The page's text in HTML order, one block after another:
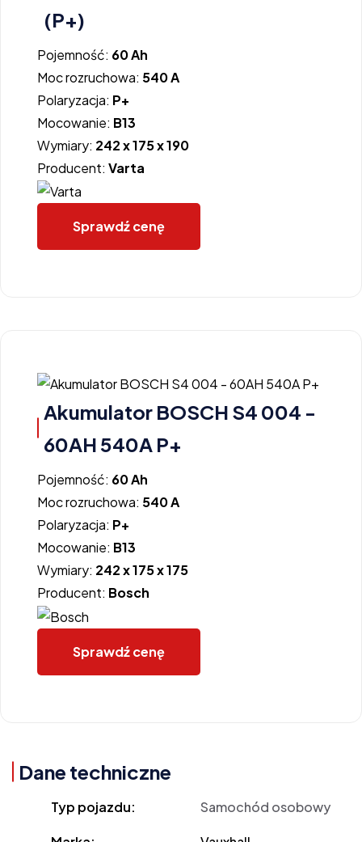
(P+)
Pojemność: 60 Ah
Moc rozruchowa: 540 A
Polaryzacja: P+
Mocowanie: B13
Wymiary: 242 x 175 x 190
Producent: Varta
Sprawdź cenę
Akumulator BOSCH S4 004 -
60AH 540A P+
Pojemność: 60 Ah
Moc rozruchowa: 540 A
Polaryzacja: P+
Mocowanie: B13
Wymiary: 242 x 175 x 175
Producent: Bosch
Sprawdź cenę
Dane techniczne
Typ pojazdu: Samochód osobowy